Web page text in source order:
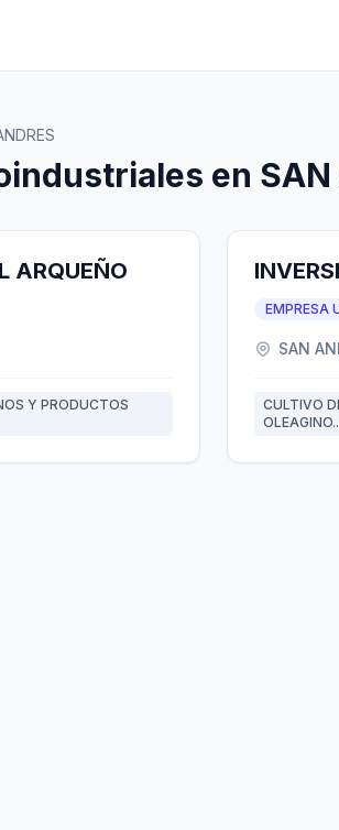
en SAN
ARQUEÑO
Y PRODUCTOS
EMPRESA
SAN
CULTIVO